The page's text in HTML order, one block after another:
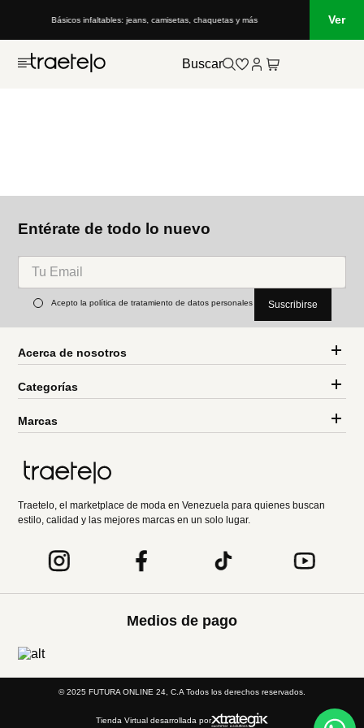
Básicos infaltables: jeans, camisetas, chaquetas y más Ver
Buscar
Entérate de todo lo nuevo
Acepto la política de tratamiento de datos personales Suscribirse
Acerca de nosotros
Categorías
Marcas
Traetelo, el marketplace de moda en Venezuela para quienes buscan
estilo, calidad y las mejores marcas en un solo lugar.
Medios de pago
© 2025 FUTURA ONLINE 24, C.A Todos los derechos reservados.
Tienda Virtual desarrollada por